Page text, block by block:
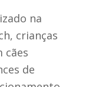
na
crianças
cães
de